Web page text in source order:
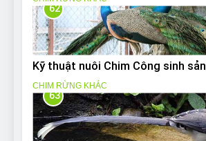
62
Kỹ thuật nuôi Chim Công sinh sản
CHIM RỪNG KHÁC
63